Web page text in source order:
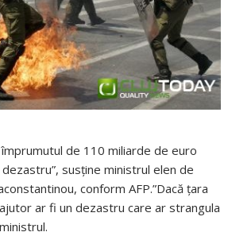
de 110 miliarde de euro
susţine ministrul elen de
conform AFP.”Dacă ţara
ar fi un dezastru care ar strangula